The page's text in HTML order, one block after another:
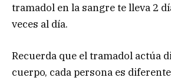
tramadol en la sangre te lleva 2
veces al día.
Recuerda que el tramadol actúa
cuerpo, cada persona es